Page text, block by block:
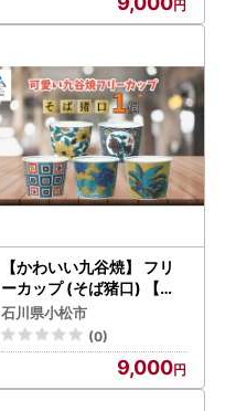
【かわいい九谷焼】 フリ
ーカップ (そば猪口) 【色
絵牡丹図】 九谷焼 酒器 |
石川県 小松市 【打田平太
郎商店】
石川県小松市
(0)
9,000